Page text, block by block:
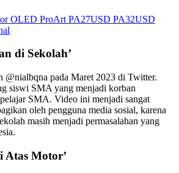
OLED ProArt PA27USD PA32USD
di Sekolah’
@nialbqna pada Maret 2023 di Twitter.
siswi SMA yang menjadi korban
SMA. Video ini menjadi sangat
oleh pengguna media sosial, karena
masih menjadi permasalahan yang
Atas Motor’